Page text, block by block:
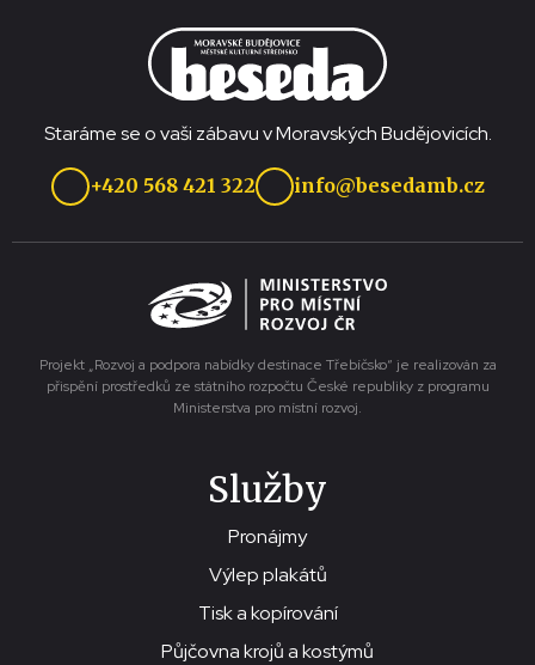
Staráme se o vaši zábavu v Moravských Budějovicích.
+420 568 421 322 info@besedamb.cz
Projekt „Rozvoj a podpora nabídky destinace Třebíčsko“ je realizován za
přispění prostředků ze státního rozpočtu České republiky z programu
Ministerstva pro místní rozvoj.
Služby
Pronájmy
Výlep plakátů
Tisk a kopírování
Půjčovna krojů a kostýmů